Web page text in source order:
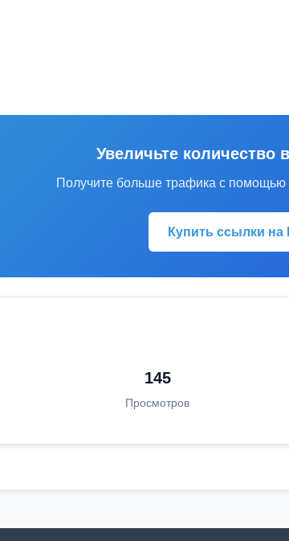
Увеличьте количество
Получите больше трафика с помощью
Купить ссылки на
145
Просмотров